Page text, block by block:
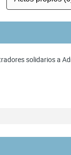
solidarios a